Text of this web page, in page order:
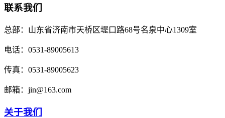
联系我们
总部： 山东省济南市天桥区堤口路68号名泉中心1309室
电话： 0531-89005613
传真： 0531-89005623
邮箱： jin@163.com
关于我们